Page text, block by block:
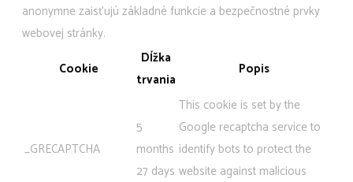
anonymne zaisťujú základné funkcie a bezpečnostné prvky
webovej stránky.
Cookie
Dĺžka
trvania
Popis
_GRECAPTCHA
5
months
27 days
This cookie is set by the
Google recaptcha service to
identify bots to protect the
website against malicious